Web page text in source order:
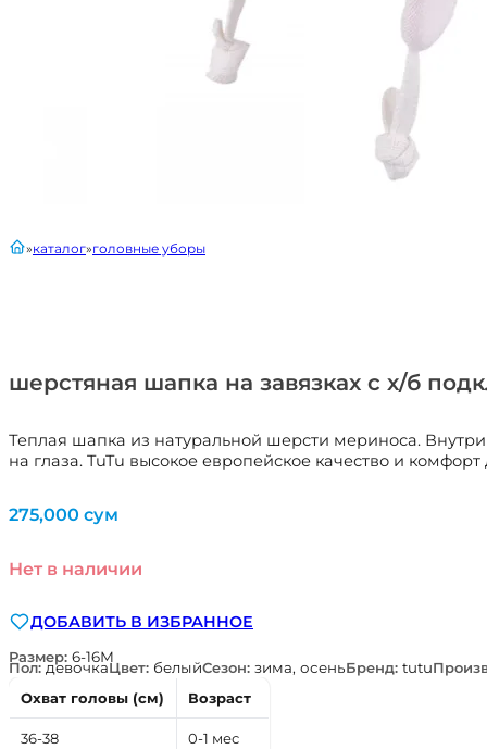
шерстяная шапка на завязках с х/б
Теплая шапка из натуральной шерсти мериноса.
на глаза. TuTu высокое европейское качество и
главнаякаталог головные уборы
275,000 сум
Нет в наличии
ДОБАВИТЬ В ИЗБРАННОЕ
Размер: 6-16М
Пол:девочкаЦвет: белыйСезон: зима, осеньБренд: tutu
Охват головы (см)
Возраст
36-38 0-1 мес